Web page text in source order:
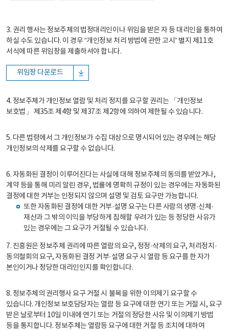
3. 권리 행사는 정보주체의 법정대리인이나 위임을 받은 자 등 대리인을 통하여
하실 수도 있습니다. 이 경우 “개인정보 처리 방법에 관한 고시” 별지 제11호
서식에 따른 위임장을 제출하셔야 합니다.
위임장 다운로드
4. 정보주체가 개인정보 열람 및 처리 정지를 요구할 권리는 「개인정보
보호법」 제35조 제4항 및 제37조 제2항에 의하여 제한될 수 있습니다.
5. 다른 법령에서 그 개인정보가 수집 대상으로 명시되어 있는 경우에는 해당
개인정보의 삭제를 요구할 수 없습니다.
6. 자동화된 결정이 이루어진다는 사실에 대해 정보주체의 동의를 받았거나,
계약 등을 통해 미리 알린 경우, 법률에 명확히 규정이 있는 경우에는 자동화된
결정에 대한 거부는 인정되지 않으며 설명 및 검토 요구만 가능합니다.
또한 자동화된 결정에 대한 거부·설명 요구는 다른 사람의 생명·신체·
재산과 그 밖의 이익을 부당하게 침해할 우려가 있는 등 정당한 사유가
있는 경우에는 그 요구가 거절될 수 있습니다.
7. 진흥원은 정보주체 권리에 따른 열람의 요구, 정정·삭제의 요구, 처리정지·
동의철회의 요구, 자동화된 결정 거부·설명 요구 시 열람 등 요구를 한 자가
본인이거나 정당한 대리인인지를 확인합니다.
8. 정보주체의 권리행사 요구 거절 시 불복을 위한 이의제기 요구할 수
있습니다. 개인정보 보호담당자는 열람 등 요구에 대한 연기 또는 거절 시, 요구
받은 날로부터 10일 이내에 연기 또는 거절의 정당한 사유 및 이의제기 방법
등을 통지합니다. 정보주체는 열람등 요구에 대한 거절 등 조치에 대하여